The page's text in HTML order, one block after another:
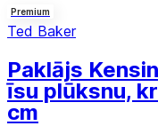
Premium
Ted Baker
Paklājs
īsu plūksnu,
cm